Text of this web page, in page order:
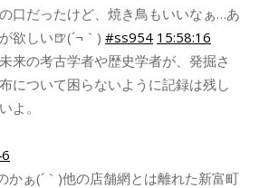
口だったけど、焼き鳥もいいなぁ…あ
欲しい🍺(´¬｀) #ss954 15:58:16
来の考古学者や歴史学者が、発掘さ
について困らないように記録は残し
よ。
かぁ(´｀)他の店舗網とは離れた新富町